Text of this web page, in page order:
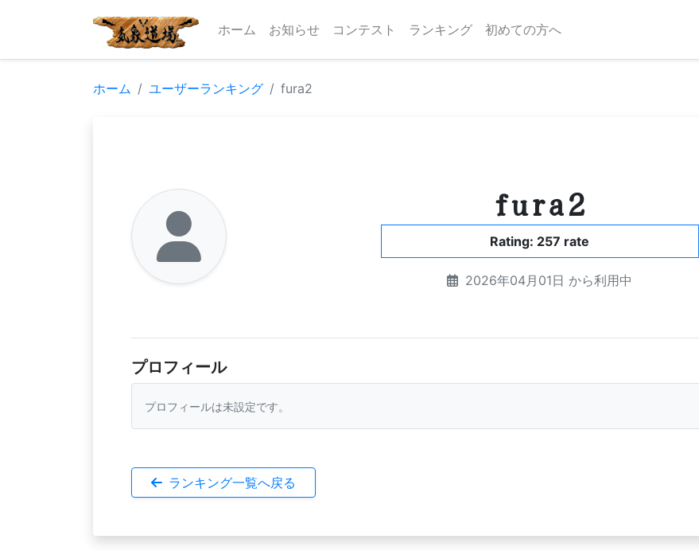
ホーム お知らせ コンテスト ランキング 初めての方へ
ホーム ユーザーランキング fura2
fura2
Rating: 257 rate
2026年04月01日 から利用中
プロフィール
プロフィールは未設定です。
ランキング一覧へ戻る